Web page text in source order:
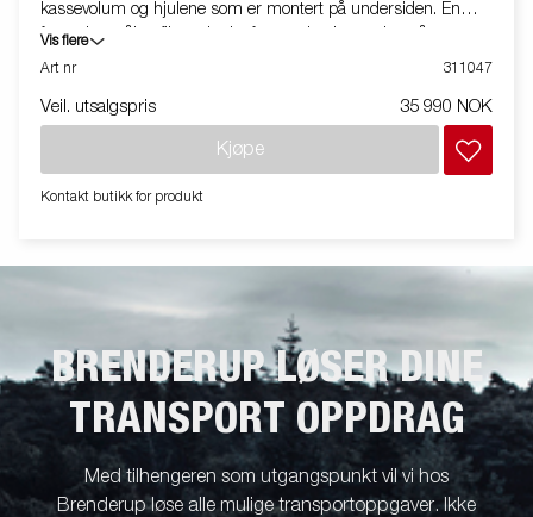
kassevolum og hjulene som er montert på undersiden. En
forsterket stålprofil rundt plattformen beskytter den når man
bruker en gaffeltruck til å laste tilhengeren. Kraftige surrefester
Karmer i stål er standard og alle kan tas av, noe som gir lett
tilbehørsprogram tilgjengelig. Bildene er kun til illustrative
miljøavgift kan tilkomme.
Vis flere
Art nr
311047
Veil. utsalgspris 35 990 NOK
Kjøpe
Kontakt butikk for produkt
BRENDERUP LØSER DINE
TRANSPORT OPPDRAG
Med tilhengeren som utgangspunkt vil vi hos
Brenderup løse alle mulige transportoppgaver. Ikke